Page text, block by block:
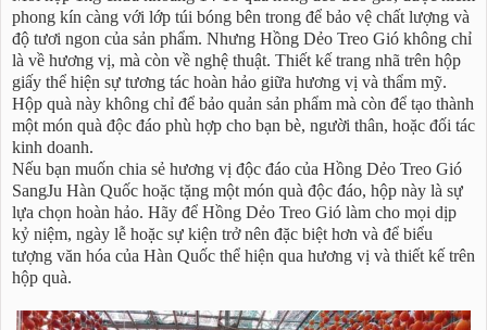
phong kín càng với lớp túi bóng bên trong để bảo vệ chất lượng và
độ tươi ngon của sản phẩm. Nhưng Hồng Dẻo Treo Gió không chỉ
là về hương vị, mà còn về nghệ thuật. Thiết kế trang nhã trên hộp
giấy thể hiện sự tương tác hoàn hảo giữa hương vị và thẩm mỹ.
Hộp quà này không chỉ để bảo quản sản phẩm mà còn để tạo thành
một món quà độc đáo phù hợp cho bạn bè, người thân, hoặc đối tác
kinh doanh.
Nếu bạn muốn chia sẻ hương vị độc đáo của Hồng Dẻo Treo Gió
SangJu Hàn Quốc hoặc tặng một món quà độc đáo, hộp này là sự
lựa chọn hoàn hảo. Hãy để Hồng Dẻo Treo Gió làm cho mọi dịp
kỷ niệm, ngày lễ hoặc sự kiện trở nên đặc biệt hơn và để biểu
tượng văn hóa của Hàn Quốc thể hiện qua hương vị và thiết kế trên
hộp quà.